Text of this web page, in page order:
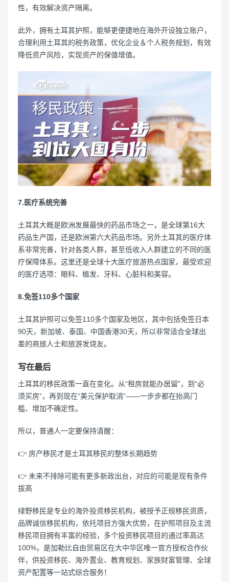
性，有效解决资产隔离。
此外，拥有土耳其护照，能够更便捷地在海外开设独立账户，
合理利用土耳其的税务政策，优化企业＆个人税务规划，有效
降低资产风险，实现资产的保值增值。
7.医疗系统完善
土耳其大概是欧洲发展最快的药品市场之一，是全球第16大
药品生产国，还是欧洲第六大药品市场。另外土耳其的医疗体
系非常完善，针对各类人群，甚至低收入人群建立的不同的医
疗保障体系。这里还是全球十大医疗旅游热点国家，最受欢迎
的医疗选项：眼科、植发、牙科、心脏科和美容。
8.免签110多个国家
土耳其护照可以免签110多个国家及地区，其中包括免签日本
90天，新加坡、泰国、中国香港30天，所以非常适合全球出
差的商旅人士和旅游发烧友。
写在最后
土耳其的移民政策一直在变化。从“租房就能办居留”，到“必
须买房”，再到现在“美元保护取消”——一步步都在抬高门
槛、增加不确定性。
所以，普通人一定要保持清醒：
👉 房产移民才是土耳其移民的整体长期趋势
👉 未来不排除可能有更多新政出台，对应的可能是现有条件
拔高
绿野移民是专业的海外投资移民机构，被授予正规移民资质，
品牌诚信移民机构，依托项目方强大优势，在护照项目及主流
移民项目拥有丰富的经验，多个投资移民项目的通过率高达
100%，是加勒比自由贸易区在大中华区唯一官方授权合作伙
伴，供投资移民、海外置业、教育规划、家族财富管理、全球
资产配置等一站式综合服务！